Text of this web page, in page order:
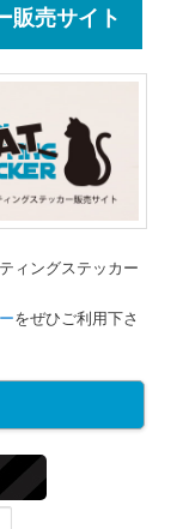
販売サイト
ィングステッカー
をぜひご利用下さ